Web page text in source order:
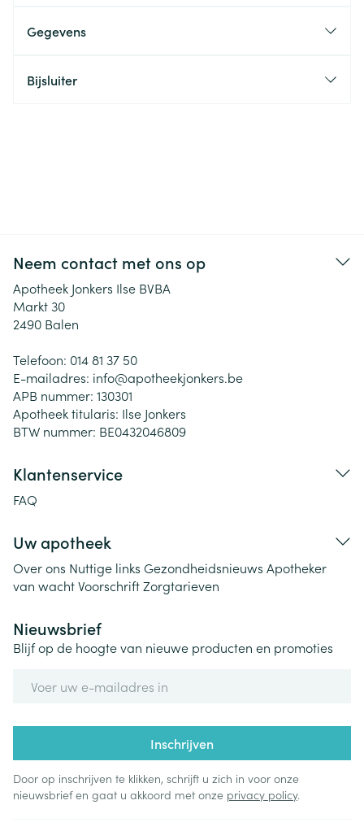
Gegevens
Bijsluiter
Neem contact met ons op
Apotheek Jonkers Ilse BVBA
Markt 30
2490 Balen
Telefoon: 014 81 37 50
E-mailadres: info@apotheekjonkers.be
APB nummer: 130301
Apotheek titularis: Ilse Jonkers
BTW nummer: BE0432046809
Klantenservice
FAQ
Uw apotheek
Over ons Nuttige links Gezondheidsnieuws Apotheker
van wachtVoorschriftZorgtarieven
Nieuwsbrief
Blijf op de hoogte van nieuwe producten en promoties
Inschrijven
Door op inschrijven te klikken, schrijft u zich in voor onze
nieuwsbrief en gaat u akkoord met onze privacy policy.